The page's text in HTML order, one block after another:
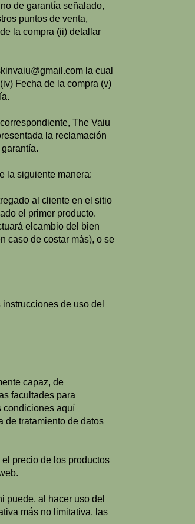
de garantía señalado,
puntos de venta,
la compra (ii) detallar
la cual
Fecha de la compra (v)
The Vaiu
la reclamación
la siguiente manera:
al cliente en el sitio
el primer producto.
elcambio del bien
caso de costar más), o se
de uso del
capaz, de
facultades para
condiciones aquí
de tratamiento de datos
precio de los productos
puede, al hacer uso del
más no limitativa, las